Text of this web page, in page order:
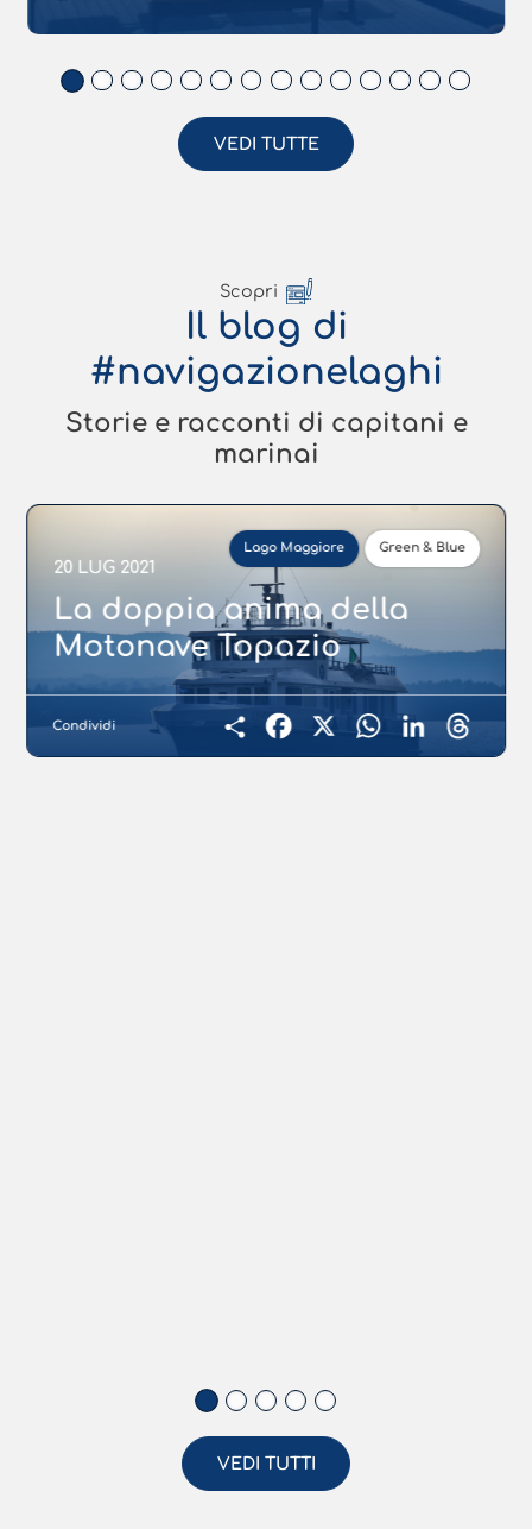
VEDI TUTTE
Scopri
Il blog di
#navigazionelaghi
Storie e racconti di capitani e
marinai
20 LUG 2021
La doppia anima della
Motonave Topazio
Lago Maggiore Green & Blue
Condividi
CondividiFacebook
X WhatsApp
LinkedInThreads
VEDI TUTTI